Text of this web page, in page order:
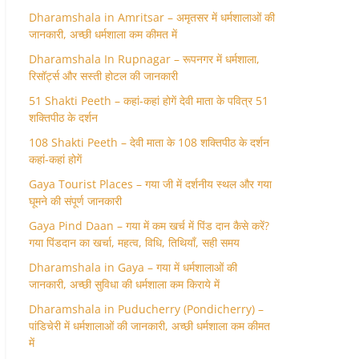
Dharamshala in Amritsar – अमृतसर में धर्मशालाओं की
जानकारी, अच्छी धर्मशाला कम कीमत में
Dharamshala In Rupnagar – रूपनगर में धर्मशाला,
रिसॉर्ट्स और सस्ती होटल की जानकारी
51 Shakti Peeth – कहां-कहां होगें देवी माता के पवित्र 51
शक्तिपीठ के दर्शन
108 Shakti Peeth – देवी माता के 108 शक्तिपीठ के दर्शन
कहां-कहां होगें
Gaya Tourist Places – गया जी में दर्शनीय स्थल और गया
घूमने की संपूर्ण जानकारी
Gaya Pind Daan – गया में कम खर्च में पिंड दान कैसे करें?
गया पिंडदान का खर्चा, महत्व, विधि, तिथियाँ, सही समय
Dharamshala in Gaya – गया में धर्मशालाओं की
जानकारी, अच्छी सुविधा की धर्मशाला कम किराये में
Dharamshala in Puducherry (Pondicherry) –
पांडिचेरी में धर्मशालाओं की जानकारी, अच्छी धर्मशाला कम कीमत
में